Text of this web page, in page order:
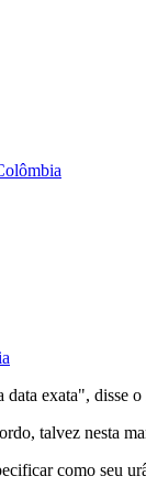
exata",
talvez nesta
como seu